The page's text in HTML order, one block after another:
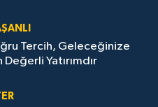
Tercih, Geleceğinize
Değerli Yatırımdır